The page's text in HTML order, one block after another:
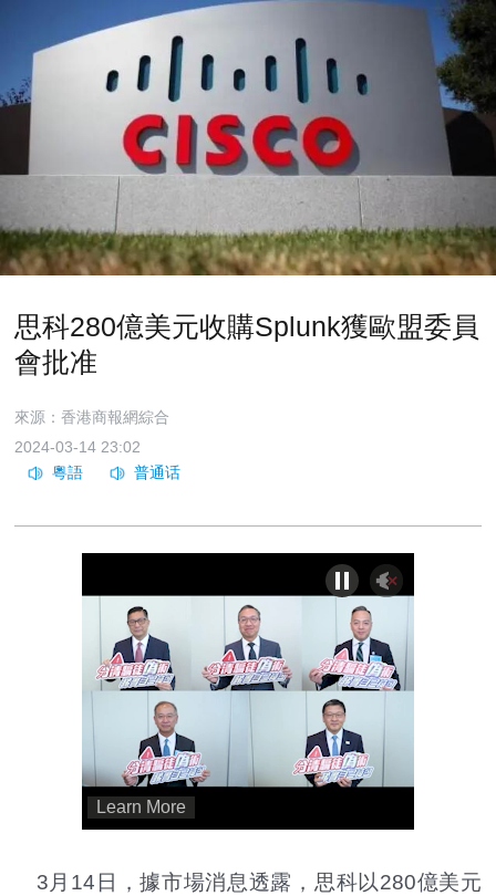
思科280億美元收購Splunk獲歐盟委員
會批准
來源：香港商報網綜合
2024-03-14 23:02
3月14日，據市場消息透露，思科以280億美元